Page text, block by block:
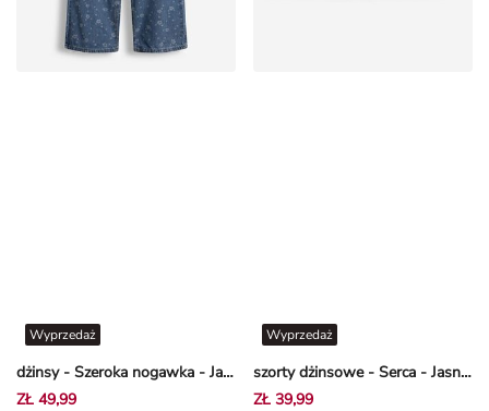
dżinsy - Szeroka nogawka - Jasnoniebieski
Wyprzedaż
ZŁ 49,99
szorty dżinsowe - Serca - Jasnoniebieski
Wyprzedaż
ZŁ 39,99